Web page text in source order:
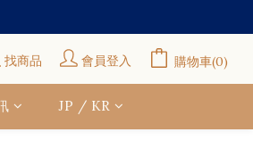
找商品 會員登入 購物車(0)
JP / KR